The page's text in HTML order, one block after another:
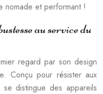
nomade et performant !
au service du
regard par son design
Conçu pour résister aux
distingue des appareils